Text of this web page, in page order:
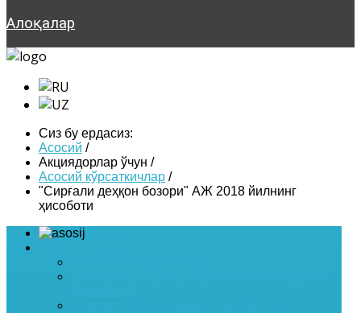
Алоқалар
Сиз бу ердасиз:
Асосий /
Акциядорлар ўчун /
Асосий кўрсаткичлар /
"Сирғали деҳқон бозори" АЖ 2018 йилнинг
ҳисоботи